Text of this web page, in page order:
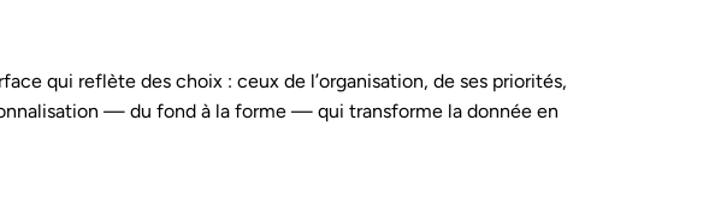
qui reflète des choix : ceux de l’organisation, de ses priorités,
— du fond à la forme — qui transforme la donnée en